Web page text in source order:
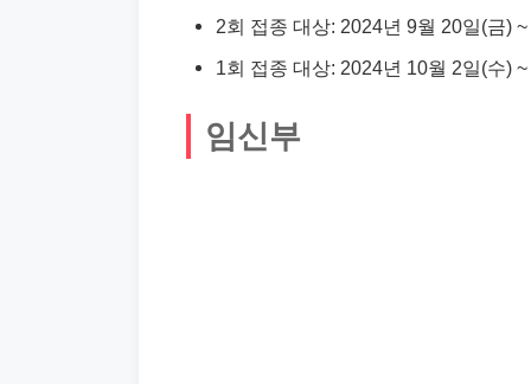
2회 접종 대상: 2024년 9월 20일(금)
1회 접종 대상: 2024년 10월 2일(수)
임신부